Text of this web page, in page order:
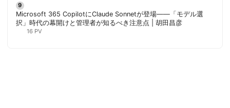
Microsoft 365 CopilotにClaude Sonnetが登場——「モデル選
択」時代の幕開けと管理者が知るべき注意点 | 胡田昌彦
16 PV